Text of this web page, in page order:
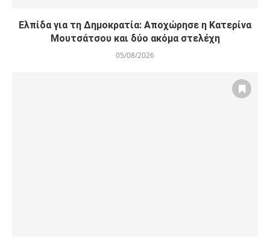
Ελπίδα για τη Δημοκρατία: Αποχώρησε η Κατερίνα
Μουτσάτσου και δύο ακόμα στελέχη
05/08/2026